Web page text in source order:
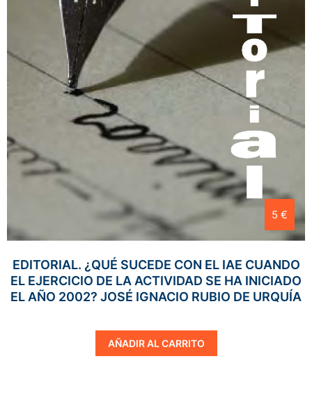
5 €
EDITORIAL. ¿QUÉ SUCEDE CON EL IAE CUANDO
EL EJERCICIO DE LA ACTIVIDAD SE HA INICIADO
EL AÑO 2002? JOSÉ IGNACIO RUBIO DE URQUÍA
AÑADIR AL CARRITO